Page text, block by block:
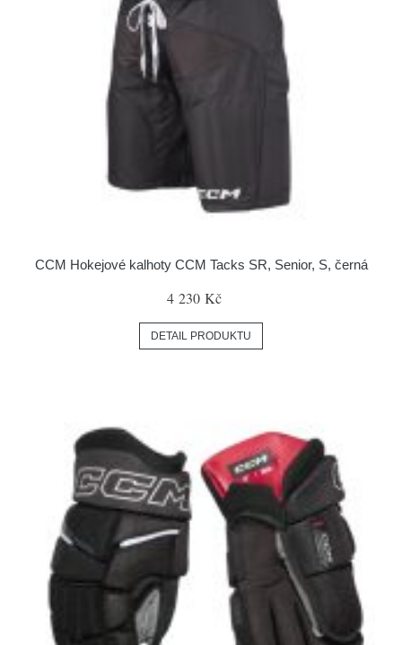
CCM Hokejové kalhoty CCM Tacks SR, Senior, S, černá
4 230 Kč
DETAIL PRODUKTU